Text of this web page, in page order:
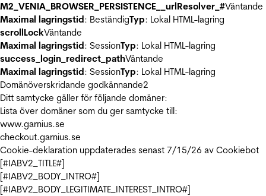
M2_VENIA_BROWSER_PERSISTENCE__urlResolver_#Väntande
Maximal lagringstid: BeständigTyp: Lokal HTML-lagring
scrollLockVäntande
Maximal lagringstid: SessionTyp: Lokal HTML-lagring
success_login_redirect_pathVäntande
Maximal lagringstid: SessionTyp: Lokal HTML-lagring
Domänöverskridande godkännande2
Ditt samtycke gäller för följande domäner:
Lista över domäner som du ger samtycke till:
www.garnius.se
checkout.garnius.se
Cookie-deklaration uppdaterades senast 7/15/26 av Cookiebot
[#IABV2_TITLE#]
[#IABV2_BODY_INTRO#]
[#IABV2_BODY_LEGITIMATE_INTEREST_INTRO#]